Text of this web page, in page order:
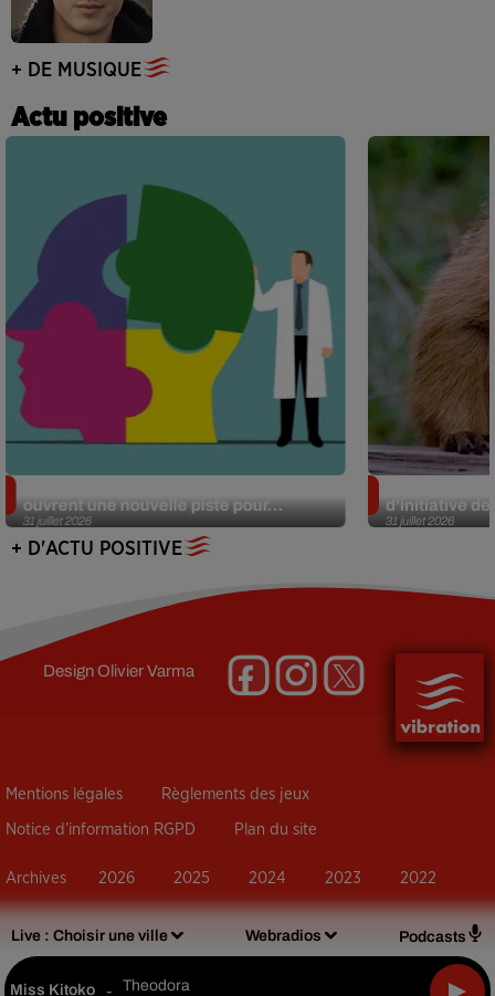
Live : Choisir une ville Webradios Podcasts
Miss Kitoko - Theodora
+ DE MUSIQUE
Actu positive
31 juillet 2026
ouvrent une nouvelle piste pour...
31 juillet 2026
d’initiative
+ D'ACTU POSITIVE
DesignOlivier Varma
Mentions légales Règlements des jeux
Notice d’information RGPD Plan du site
Archives 2026 2025 2024 2023 2022